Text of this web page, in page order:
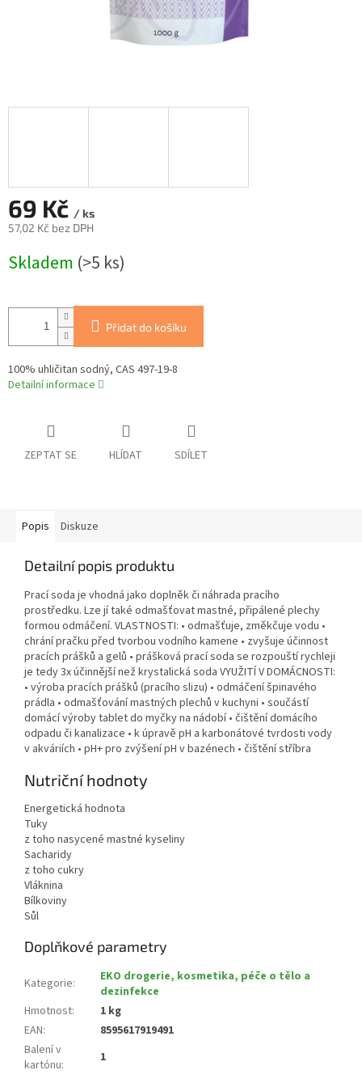
69 Kč / ks
57,02 Kč bez DPH
cena:
Skladem (>5 ks)
Přidat do košíku
100% uhličitan sodný, CAS 497-19-8
Detailní informace
ZEPTAT SE HLÍDAT SDÍLET
Popis Diskuze
Detailní popis produktu
Prací soda je vhodná jako doplněk či náhrada pracího
prostředku. Lze jí také odmašťovat mastné, připálené plechy
formou odmáčení. VLASTNOSTI: • odmašťuje, změkčuje vodu •
chrání pračku před tvorbou vodního kamene • zvyšuje účinnost
pracích prášků a gelů • prášková prací soda se rozpouští rychleji
je tedy 3x účinnější než krystalická soda VYUŽITÍ V DOMÁCNOSTI:
• výroba pracích prášků (pracího slizu) • odmáčení špinavého
prádla • odmašťování mastných plechů v kuchyni • součástí
domácí výroby tablet do myčky na nádobí • čištění domácího
odpadu či kanalizace • k úpravě pH a karbonátové tvrdosti vody
v akváriích • pH+ pro zvýšení pH v bazénech • čištění stříbra
Nutriční hodnoty
Energetická hodnota
Tuky
z toho nasycené mastné kyseliny
Sacharidy
z toho cukry
Vláknina
Bílkoviny
Sůl
Doplňkové parametry
Kategorie:
EKO drogerie, kosmetika, péče o tělo a
dezinfekce
Hmotnost:
1 kg
EAN:
8595617919491
Balení v
kartónu: 1